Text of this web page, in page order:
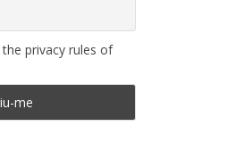
privacy rules of